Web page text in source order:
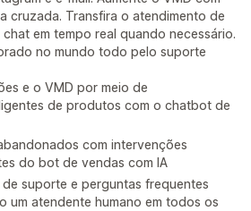
cruzada. Transfira o atendimento de
em tempo real quando necessário.
no mundo todo pelo suporte
e o VMD por meio de
de produtos com o chatbot de
com intervenções
do bot de vendas com IA
suporte e perguntas frequentes
um atendente humano em todos os